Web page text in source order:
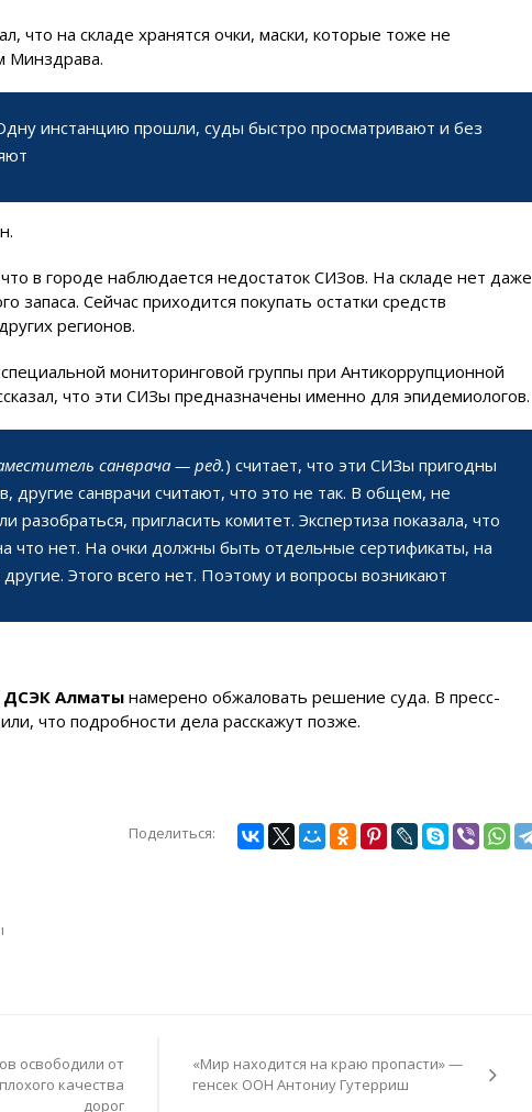
что на складе хранятся очки, маски, которые тоже не
Минздрава.
инстанцию прошли, суды быстро просматривают и без
в городе наблюдается недостаток СИЗов. На складе нет даже
запаса. Сейчас приходится покупать остатки средств
регионов.
мониторинговой группы при Антикоррупционной
что эти СИЗы предназначены именно для эпидемиологов.
санврача — ред.) считает, что эти СИЗы пригодны
другие санврачи считают, что это не так. В общем, не
разобраться, пригласить комитет. Экспертиза показала, что
что нет. На очки должны быть отдельные сертификаты, на
Этого всего нет. Поэтому и вопросы возникают
ДСЭК Алматы намерено обжаловать решение суда. В пресс-
что подробности дела расскажут позже.
Поделиться:
освободили от
качества
дорог
«Мир находится на краю пропасти» —
генсек ООН Антониу Гутерриш